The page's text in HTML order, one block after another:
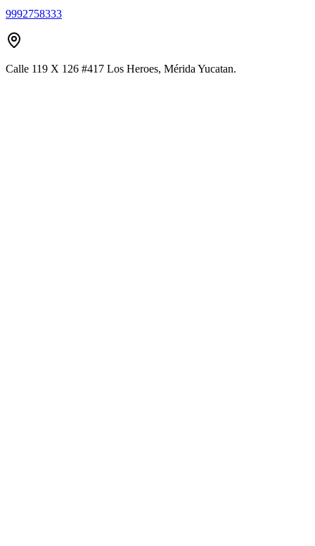
9992758333
Calle 119 X 126 #417 Los Heroes, Mérida Yucatan.